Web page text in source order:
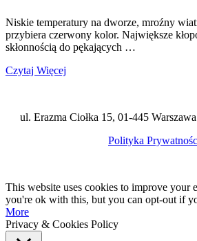
Niskie temperatury na dworze, mroźny
przybiera czerwony kolor. Największe
skłonnością do pękających …
Czytaj Więcej
ul. Erazma Ciołka 15, 01-445
Polityka
This website uses cookies to improve your
you're ok with this, but you can opt-out if
More
Privacy & Cookies Policy